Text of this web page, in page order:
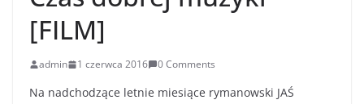
[FILM]
admin 1 czerwca 2016 0 Comments
Na nadchodzące letnie miesiące rymanowski JAŚ